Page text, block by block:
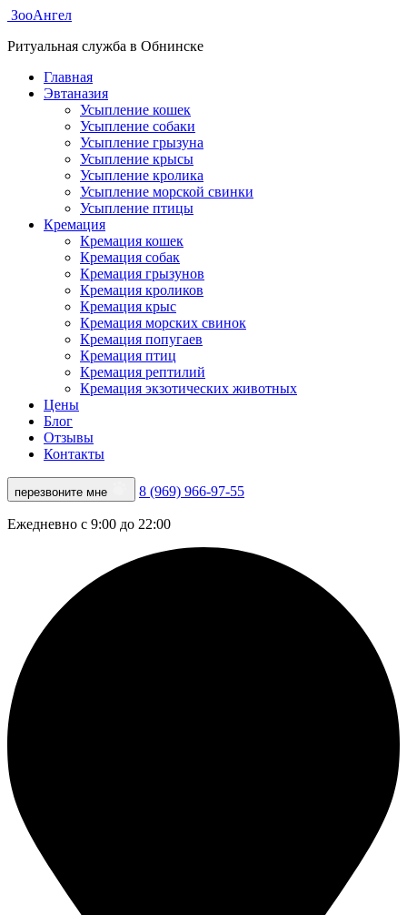
ЗооАнгел
Ритуальная служба в Обнинске
Главная
Эвтаназия
Усыпление кошек
Усыпление собаки
Усыпление грызуна
Усыпление крысы
Усыпление кролика
Усыпление морской свинки
Усыпление птицы
Кремация
Кремация кошек
Кремация собак
Кремация грызунов
Кремация кроликов
Кремация крыс
Кремация морских свинок
Кремация попугаев
Кремация птиц
Кремация рептилий
Кремация экзотических животных
Цены
Блог
Отзывы
Контакты
перезвоните мне 8 (969) 966-97-55
Ежедневно с 9:00 до 22:00